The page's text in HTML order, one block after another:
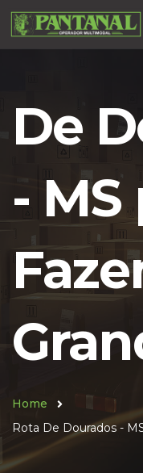
De
- MS
Home
Rota De Dourados -